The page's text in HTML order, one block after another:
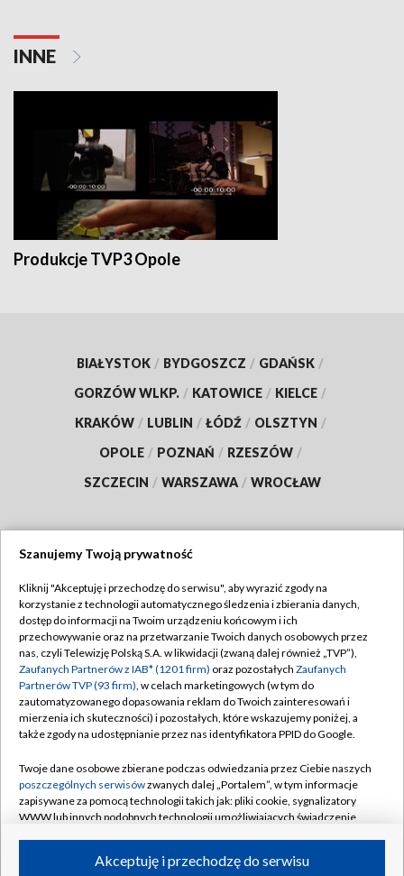
INNE
Produkcje TVP3 Opole
BIAŁYSTOK / BYDGOSZCZ / GDAŃSK /
GORZÓW WLKP. / KATOWICE / KIELCE /
KRAKÓW / LUBLIN / ŁÓDŹ / OLSZTYN /
OPOLE / POZNAŃ / RZESZÓW /
SZCZECIN / WARSZAWA / WROCŁAW
TVP
Abonament TVP
Emisja w TVP
Centrum informacji TVP
Naziemna Telewizja Cyfrowa
Rada Programowa
System NOS
Informacje o nadawcy
Program dla prasy
Regulamin TVP
Polityka prywatności
Moje zgody
Pomoc
Kontakt
Kanały
Szanujemy Twoją prywatność
Kliknij "Akceptuję i przechodzę do serwisu", aby wyrazić zgody na
korzystanie z technologii automatycznego śledzenia i zbierania danych,
dostęp do informacji na Twoim urządzeniu końcowym i ich
przechowywanie oraz na przetwarzanie Twoich danych osobowych przez
nas, czyli Telewizję Polską S.A. w likwidacji (zwaną dalej również „TVP”),
Zaufanych Partnerów z IAB* (1201 firm) oraz pozostałych Zaufanych
Partnerów TVP (93 firm), w celach marketingowych (w tym do
zautomatyzowanego dopasowania reklam do Twoich zainteresowań i
mierzenia ich skuteczności) i pozostałych, które wskazujemy poniżej, a
także zgody na udostępnianie przez nas identyfikatora PPID do Google.
Twoje dane osobowe zbierane podczas odwiedzania przez Ciebie naszych
poszczególnych serwisówzwanych dalej „Portalem”, w tym informacje
zapisywane za pomocą technologii takich jak: pliki cookie, sygnalizatory
WWW lub innych podobnych technologii umożliwiających świadczenie
ruchu w Internecie.Akceptuję i przechodzę do serwisu